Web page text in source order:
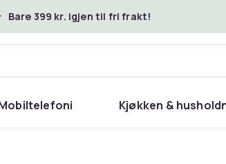
Bare 399 kr. igjen til fri frakt!
Kjøkken &